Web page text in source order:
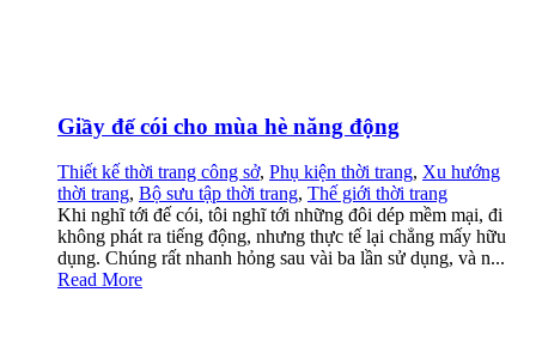
Giầy đế cói cho mùa hè năng động
Thiết kế thời trang công sở, Phụ kiện thời trang, Xu hướng
thời trang, Bộ sưu tập thời trang, Thế giới thời trang
Khi nghĩ tới đế cói, tôi nghĩ tới những đôi dép mềm mại, đi
không phát ra tiếng động, nhưng thực tế lại chẳng mấy hữu
dụng. Chúng rất nhanh hỏng sau vài ba lần sử dụng, và n...
Read More